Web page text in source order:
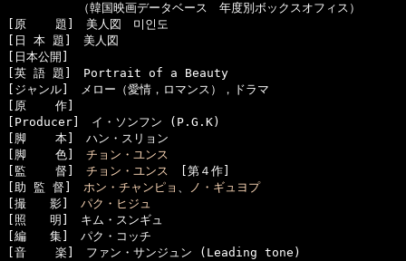
（韓国映画データベース　年度別ボックスオフィス）
[原    題]　美人図　미인도
[日 本 題]　美人図
[日本公開]
[英 語 題]　Portrait of a Beauty
[ジャンル]　メロー（愛情，ロマンス），ドラマ
[原    作]
[Producer]　イ・ソンフン (P.G.K)
[脚    本]　ハン・スリョン
[脚    色] チョン・ユンス
[監    督] チョン・ユンス [第４作]
[助 監 督] ホン・チャンピョ 、
ノ・ギュヨプ
[撮　　影] パク・ヒジュ
[照　　明]　キム・スンギュ
[編　　集]　パク・コッチ
[音    楽]　ファン・サンジュン (Leading tone)